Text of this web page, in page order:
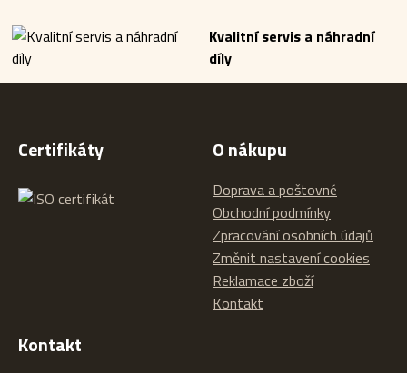
Kvalitní servis a náhradní
díly
Certifikáty O nákupu
Doprava a poštovné
Obchodní podmínky
Zpracování osobních údajů
Změnit nastavení cookies
Reklamace zboží
Kontakt
Kontakt